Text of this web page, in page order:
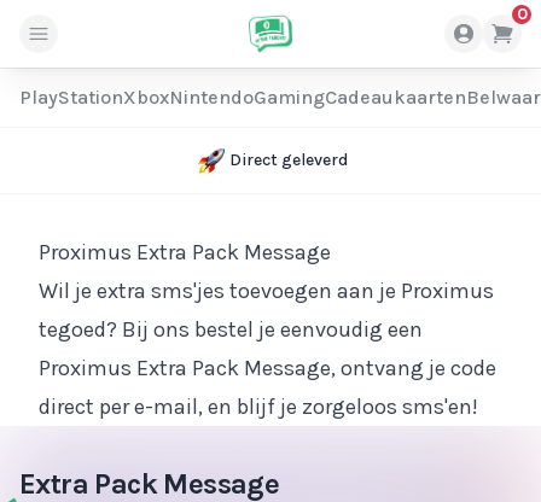
0
PlayStationXboxNintendoGamingCadeaukaarten
Direct geleverd
Proximus Extra Pack Message
Wil je extra sms'jes toevoegen aan je Proximus
tegoed? Bij ons bestel je eenvoudig een
Proximus Extra Pack Message, ontvang je code
direct per e-mail, en blijf je zorgeloos sms'en!
Extra Pack Message